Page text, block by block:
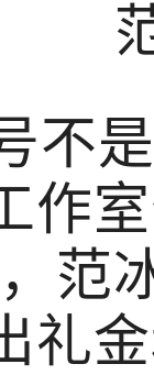
不
作
范
礼